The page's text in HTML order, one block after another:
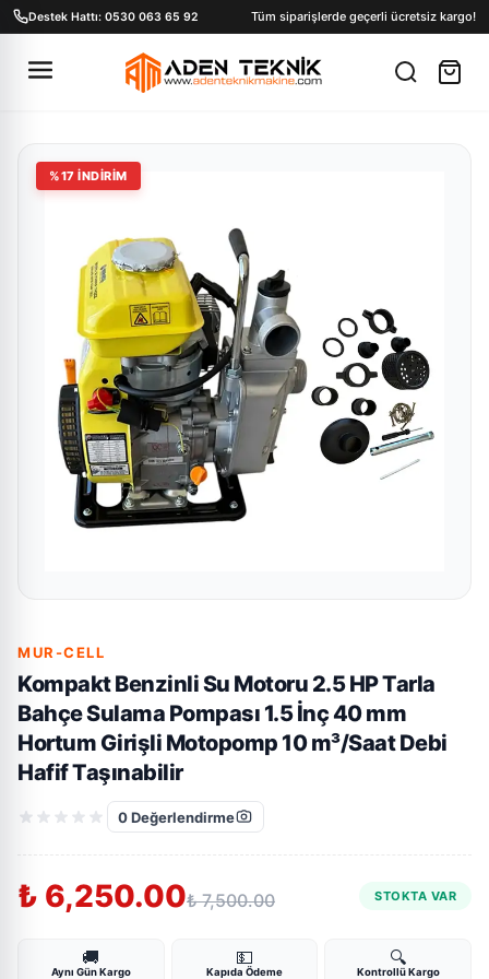
Destek Hattı: 0530 063 65 92 Tüm siparişlerde geçerli ücretsiz kargo!
%17 İNDİRİM
MUR-CELL
Kompakt Benzinli Su Motoru 2.5 HP Tarla
Bahçe Sulama Pompası 1.5 İnç 40 mm
Hortum Girişli Motopomp 10 m³/Saat Debi
Hafif Taşınabilir
0Değerlendirme
₺ 6,250.00₺ 7,500.00 STOKTA VAR
🚚
Aynı Gün Kargo
💵
Kapıda Ödeme
🔍
Kontrollü Kargo